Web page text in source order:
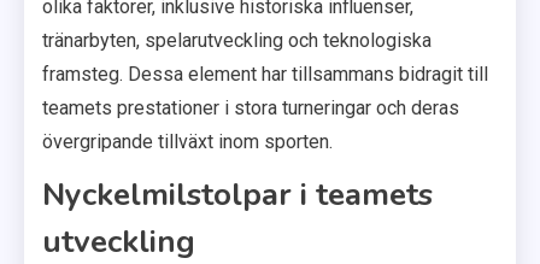
olika faktorer, inklusive historiska influenser,
tränarbyten, spelarutveckling och teknologiska
framsteg. Dessa element har tillsammans bidragit till
teamets prestationer i stora turneringar och deras
övergripande tillväxt inom sporten.
Nyckelmilstolpar i teamets
utveckling